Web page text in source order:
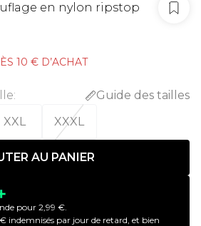
en nylon ripstop
10 € D’ACHAT
:
Guide des tailles
XXL XXXL
AU PANIER
pour 2,99 €.
indemnisés par jour de retard, et bien